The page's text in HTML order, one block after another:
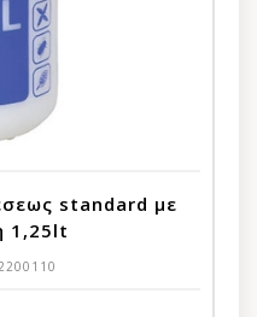
standard με
1,25lt